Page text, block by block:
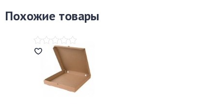
Похожие товары